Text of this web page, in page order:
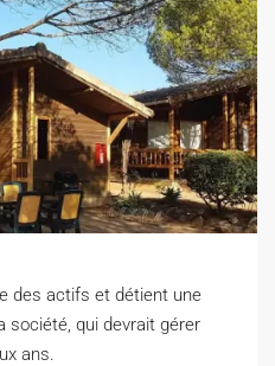
des actifs et détient une
société, qui devrait gérer
ans.